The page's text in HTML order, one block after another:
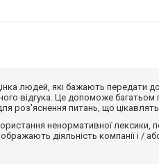
людей, які бажають
відгука. Це допоможе багатьом
роз'яснення питань, що цікавлять.
ненормативної лексики,
діяльність компанії і /